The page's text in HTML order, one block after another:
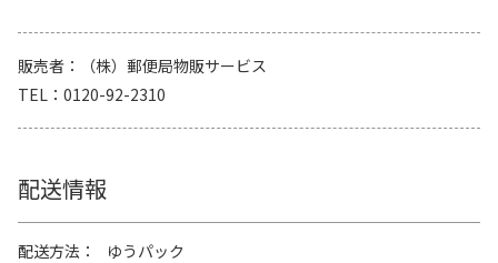
販売者
（株）郵便局物販サービス
TEL
0120-92-2310
配送情報
配送方法
ゆうパック